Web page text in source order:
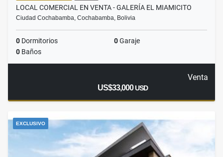
LOCAL COMERCIAL EN VENTA - GALERÍA EL MIAMICITO
Ciudad Cochabamba, Cochabamba, Bolivia
0 Dormitorios 0Garaje
0 Baños
Venta
US$33,000USD
EXCLUSIVO